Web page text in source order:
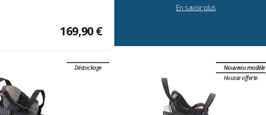
169,90 €
En savoir plus
Déstockage
Nouveau modèle
Housse offerte